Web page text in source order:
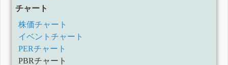
チャート
株価チャート
イベントチャート
PERチャート
PBRチャート